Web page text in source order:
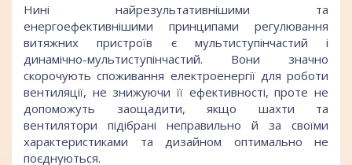
Нині найрезультативнішими та
енергоефективнішими принципами регулювання
витяжних пристроїв є мультиступінчастий і
динамічно-мультиступінчастий. Вони значно
скорочують споживання електроенергії для роботи
вентиляції, не знижуючи її ефективності, проте не
допоможуть заощадити, якщо шахти та
вентилятори підібрані неправильно й за своїми
характеристиками та дизайном оптимально не
поєднуються.